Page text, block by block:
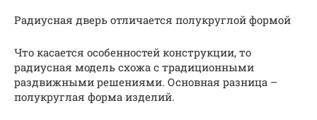
Радиусная дверь отличается полукруглой формой
Что касается особенностей конструкции, то
радиусная модель схожа с традиционными
раздвижными решениями. Основная разница –
полукруглая форма изделий.